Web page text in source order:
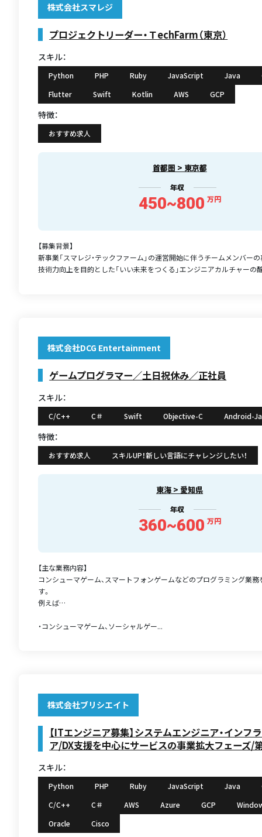
株式会社スマレジ
プロジェクトリーダー・ＴechFarm（東京）
スキル：
Python PHP Ruby JavaScript Java
Flutter
Swift Kotlin AWS GCP
特徴：
おすすめ求人
首都圏 > 東京都
年収
450~800 万円
【募集背景】
新事業「スマレジ・テックファーム」の運営開始に伴うチームメンバー
技術力向上を目的とした「いい未来をつくる」エンジニアカルチャーの
株式会社DCG Entertainment
ゲームプログラマー／土日祝休み／正社員
スキル：
C/C++ C＃ Swift Objective-C Android-
特徴：
おすすめ求人 スキルUP！新しい言語にチャレンジしたい！
東海 > 愛知県
年収
360~600 万円
【主な業務内容】
コンシューマゲーム、スマートフォンゲームなどのプログラミング業
す。
例えば…
・コンシューマゲーム、ソーシャルゲー...
株式会社ブリシエイト
【ITエンジニア募集】システムエンジニア・インフ
ア/DX支援を中心にサービスの事業拡大フェーズ/
スキル：
Python PHP Ruby JavaScript Java
C/C++
C＃ AWS Azure GCP
Oracle
Cisco